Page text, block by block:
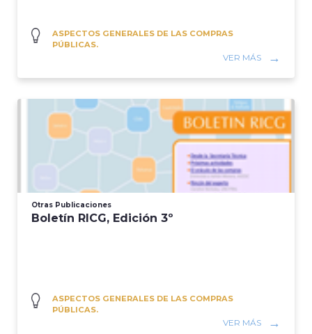
ASPECTOS GENERALES DE LAS COMPRAS
PÚBLICAS.
VER MÁS
Otras Publicaciones
Boletín RICG, Edición 3º
ASPECTOS GENERALES DE LAS COMPRAS
PÚBLICAS.
VER MÁS